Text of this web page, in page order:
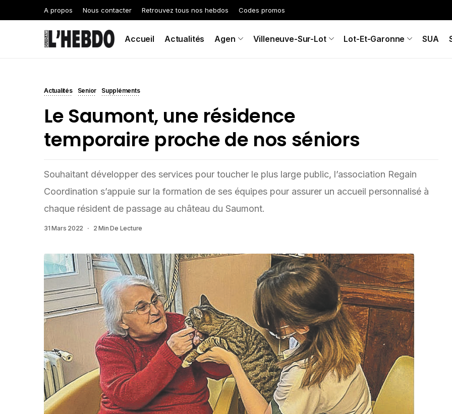
A propos Nous contacter Retrouvez tous nos hebdos Codes promos
Accueil Actualités Agen Villeneuve-Sur-Lot Lot-Et-Garonne SUA
Actualités Senior Suppléments
Le Saumont, une résidence
temporaire proche de nos séniors
Souhaitant développer des services pour toucher le plus large public, l’association Regain
Coordination s’appuie sur la formation de ses équipes pour assurer un accueil personnalisé à
chaque résident de passage au château du Saumont.
31 Mars 2022 2 Min De Lecture